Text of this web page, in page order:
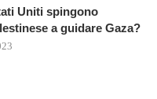
Uniti spingono
a guidare Gaza?